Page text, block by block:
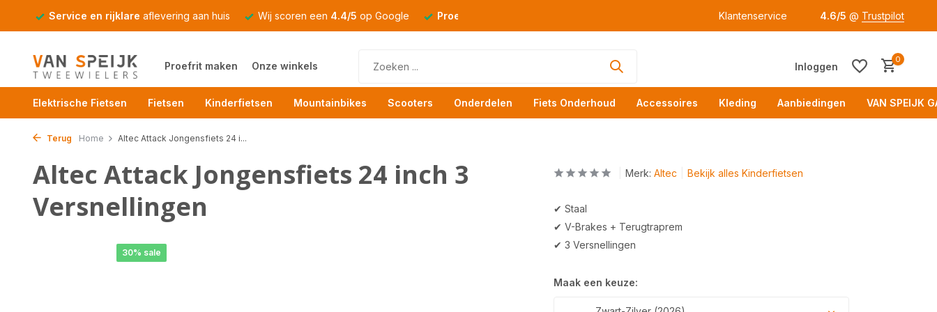
Service en rijklare aflevering aan huis Wij scoren een 4.4/5 op Google Proefrit Klantenservice 4.6/5 @ Trustpilot
Proefrit maken Onze winkels Inloggen
0
Elektrische Fietsen Fietsen Kinderfietsen Mountainbikes Scooters Onderdelen Fiets Onderhoud Accessoires Kleding Aanbiedingen VAN SPEIJK
Terug Home Altec Attack Jongensfiets 24 i...
Altec Attack Jongensfiets 24 inch 3
Versnellingen
30% sale
Merk: Altec Bekijk alles Kinderfietsen
✔ Staal
✔ V-Brakes + Terugtraprem
✔ 3 Versnellingen
Maak een keuze: